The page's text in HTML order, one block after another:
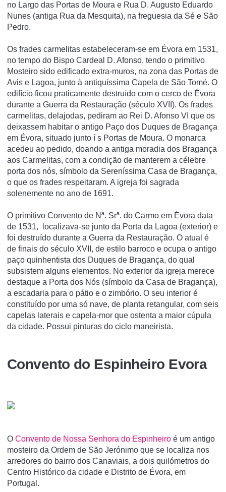
no Largo das Portas de Moura e Rua D. Augusto Eduardo
Nunes (antiga Rua da Mesquita), na freguesia da Sé e São
Pedro.
Os frades carmelitas estabeleceram-se em Évora em 1531,
no tempo do Bispo Cardeal D. Afonso, tendo o primitivo
Mosteiro sido edificado extra-muros, na zona das Portas de
Avis e Lagoa, junto à antiquí­ssima Capela de São Tomé. O
edifí­cio ficou praticamente destruí­do com o cerco de Évora
durante a Guerra da Restauração (século XVII). Os frades
carmelitas, delajodas, pediram ao Rei D. Afonso VI que os
deixassem habitar o antigo Paço dos Duques de Bragança
em Évora, situado junto í s Portas de Moura. O monarca
acedeu ao pedido, doando a antiga moradia dos Bragança
aos Carmelitas, com a condição de manterem a célebre
porta dos nós, sí­mbolo da Serení­ssima Casa de Bragança,
o que os frades respeitaram. A igreja foi sagrada
solenemente no ano de 1691.
O primitivo Convento de Nª. Srª. do Carmo em Évora data
de 1531, localizava-se junto da Porta da Lagoa (exterior) e
foi destruído durante a Guerra da Restauração. O atual é
de finais do século XVII, de estilo barroco e ocupa o antigo
paço quinhentista dos Duques de Bragança, do qual
subsistem alguns elementos. No exterior da igreja merece
destaque a Porta dos Nós (símbolo da Casa de Bragança),
a escadaria para o pátio e o zimbório. O seu interior é
constituído por uma só nave, de planta retangular, com seis
capelas laterais e capela-mor que ostenta a maior cúpula
da cidade. Possui pinturas do ciclo maneirista.
Convento do Espinheiro Evora
O Convento de Nossa Senhora do Espinheiro é um antigo
mosteiro da Ordem de São Jerónimo que se localiza nos
arredores do bairro dos Canaviais, a dois quilómetros do
Centro Histórico da cidade e Distrito de Évora, em
Portugal.